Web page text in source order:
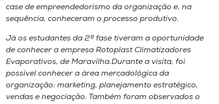
case de empreendedorismo da organização e, na
sequência, conheceram o processo produtivo.
Já os estudantes da 2ª fase tiveram a oportunidade
de conhecer a empresa Rotoplast Climatizadores
Evaporativos, de Maravilha.Durante a visita, foi
possível conhecer a área mercadológica da
organização: marketing, planejamento estratégico,
vendas e negociação. Também foram observados o